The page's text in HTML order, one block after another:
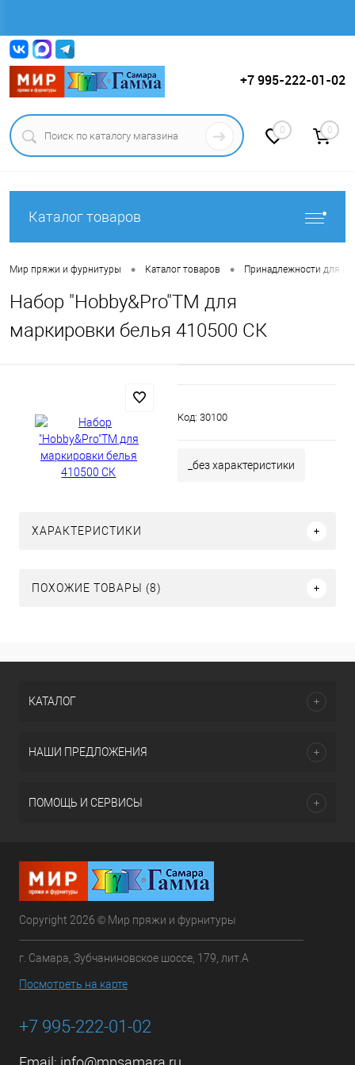
+7 995-222-01-02
0 0
Каталог товаров
Мир пряжи и фурнитуры • Каталог товаров • Принадлежности для
Набор "Hobby&Pro"ТМ для
маркировки белья 410500 СК
Код: 30100
_без характеристики
ХАРАКТЕРИСТИКИ
ПОХОЖИЕ ТОВАРЫ (8)
КАТАЛОГ
НАШИ ПРЕДЛОЖЕНИЯ
ПОМОЩЬ И СЕРВИСЫ
Copyright 2026 © Мир пряжи и фурнитуры
г. Самара, Зубчаниновское шоссе, 179, лит.А
Посмотреть на карте
+7 995-222-01-02